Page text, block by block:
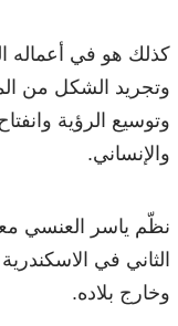
كذلك هو في أعماله
وتجريد الشكل من
وتوسيع الرؤية
والإنساني.
وخارج بلاده.